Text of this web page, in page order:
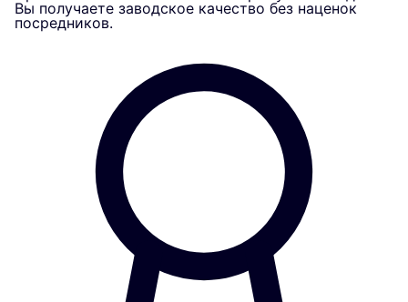
Вы получаете заводское качество без наценок
посредников.